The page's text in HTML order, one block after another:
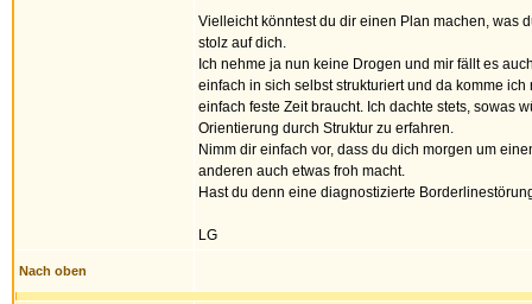
Vielleicht könntest du dir einen Plan machen, was
stolz auf dich.
Ich nehme ja nun keine Drogen und mir fällt es
einfach in sich selbst strukturiert und da komme
einfach feste Zeit braucht. Ich dachte stets, sowas
Orientierung durch Struktur zu erfahren.
Nimm dir einfach vor, dass du dich morgen um
anderen auch etwas froh macht.
Hast du denn eine diagnostizierte
LG
Nach oben